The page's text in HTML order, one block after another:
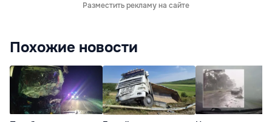
Разместить рекламу на сайте
Похожие новости